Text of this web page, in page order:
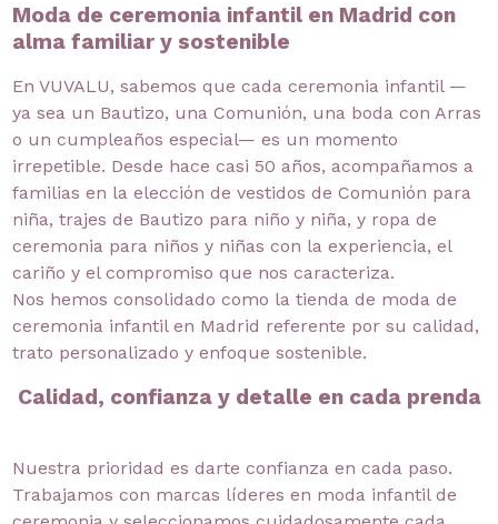
Moda de ceremonia infantil en Madrid con
alma familiar y sostenible
En VUVALU, sabemos que cada ceremonia infantil —
ya sea un Bautizo, una Comunión, una boda con Arras
o un cumpleaños especial— es un momento
irrepetible. Desde hace casi 50 años, acompañamos a
familias en la elección de vestidos de Comunión para
niña, trajes de Bautizo para niño y niña, y ropa de
ceremonia para niños y niñas con la experiencia, el
cariño y el compromiso que nos caracteriza.
Nos hemos consolidado como la tienda de moda de
ceremonia infantil en Madrid referente por su calidad,
trato personalizado y enfoque sostenible.
Calidad, confianza y detalle en cada prenda
Nuestra prioridad es darte confianza en cada paso.
Trabajamos con marcas líderes en moda infantil de